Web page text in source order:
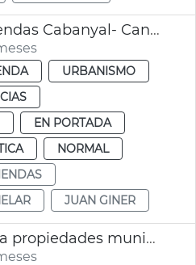
Adjudicación viviendas Cabanyal- Canyamelar
URBANISMO
EN PORTADA
NORMAL
JUAN GINER
Patrimonio analiza propiedades municipales para hacer viviendas